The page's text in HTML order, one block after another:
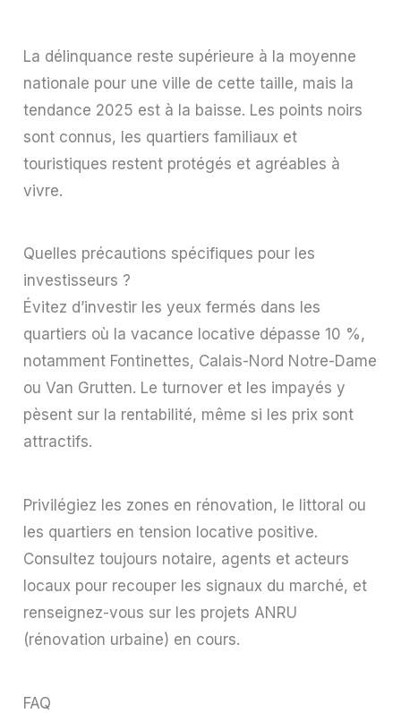
La délinquance reste supérieure à la moyenne
nationale pour une ville de cette taille, mais la
tendance 2025 est à la baisse. Les points noirs
sont connus, les quartiers familiaux et
touristiques restent protégés et agréables à
vivre.
Quelles précautions spécifiques pour les
investisseurs ?
Évitez d’investir les yeux fermés dans les
quartiers où la vacance locative dépasse 10 %,
notamment Fontinettes, Calais-Nord Notre-Dame
ou Van Grutten. Le turnover et les impayés y
pèsent sur la rentabilité, même si les prix sont
attractifs.
Privilégiez les zones en rénovation, le littoral ou
les quartiers en tension locative positive.
Consultez toujours notaire, agents et acteurs
locaux pour recouper les signaux du marché, et
renseignez-vous sur les projets ANRU
(rénovation urbaine) en cours.
FAQ